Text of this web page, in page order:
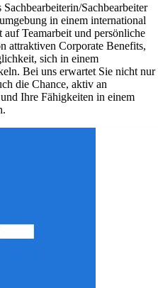
Sachbearbeiter
in einem international
Teamarbeit und persönliche
attraktiven Corporate Benefits,
sich in einem
Bei uns erwartet Sie nicht nur
die Chance, aktiv an
Ihre Fähigkeiten in einem